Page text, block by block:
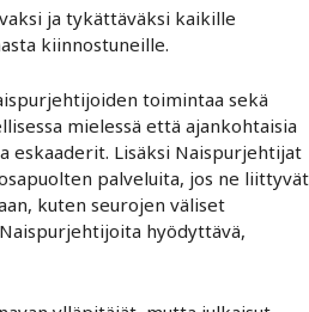
ja tykättäväksi kaikille
kiinnostuneille.
toimintaa sekä
mielessä että ajankohtaisia
eskaaderit. Lisäksi Naispurjehtijat
palveluita, jos ne liittyvät
kuten seurojen väliset
hyödyttävä,